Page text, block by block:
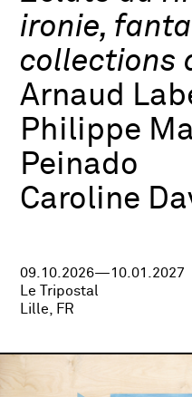
ironie,
collections
Arnaud
Philippe
Peinado
Caroline
09.10.2026—10.01.2027
Le Tripostal
Lille, FR